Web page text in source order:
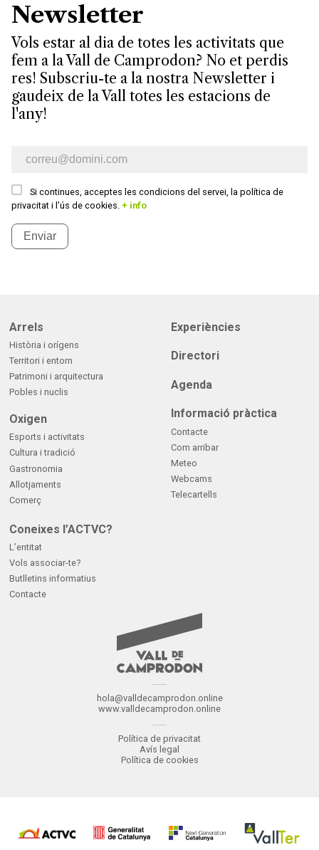
Newsletter
Vols estar al dia de totes les activitats que
fem a la Vall de Camprodon? No et perdis
res! Subscriu-te a la nostra Newsletter i
gaudeix de la Vall totes les estacions de
l'any!
E-mail newsletter
Si continues, acceptes les condicions del servei, la política de
privacitat i l’ús de cookies. + info
Enviar
hola@valldecamprodon.online
www.valldecamprodon.online
Política de privacitat
Avís legal
Política de cookies
Arrels
Història i orígens
Territori i entorn
Patrimoni i arquitectura
Pobles i nuclis
Oxigen
Esports i activitats
Cultura i tradició
Gastronomia
Allotjaments
Comerç
Experiències
Directori
Agenda
Informació pràctica
Contacte
Com arribar
Meteo
Webcams
Telecartells
Coneixes l’ACTVC?
L’entitat
Vols associar-te?
Butlletins informatius
Contacte